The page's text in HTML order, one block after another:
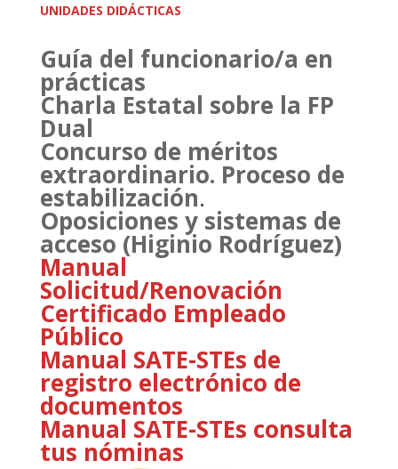
UNIDADES DIDÁCTICAS
Guía del funcionario/a en
prácticas
Charla Estatal sobre la FP
Dual
Concurso de méritos
extraordinario. Proceso de
estabilización.
Oposiciones y sistemas de
acceso (Higinio Rodríguez)
Manual
Solicitud/Renovación
Certificado Empleado
Público
Manual SATE-STEs de
registro electrónico de
documentos
Manual SATE-STEs consulta
tus nóminas